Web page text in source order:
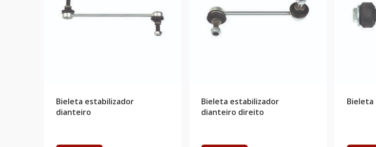
Bieleta estabilizador
dianteiro
Bieleta estabilizador
dianteiro direito